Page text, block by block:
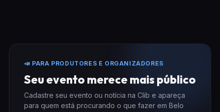
📣 PARA PRODUTORES E ORGANIZADORES
Seu evento merece mais público
Cadastre seu evento ou notícia na Clib e apareça
para quem está procurando o que fazer em Belo